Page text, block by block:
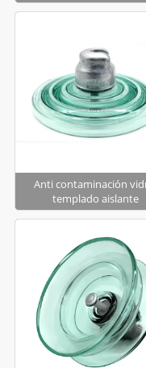
Anti contaminación
templado aislante